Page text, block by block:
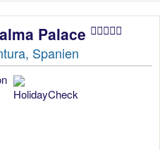
Palace
Spanien